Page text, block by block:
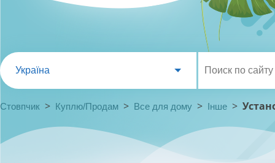
Україна
Стовпчик > Куплю/Продам > Все для дому > Інше >